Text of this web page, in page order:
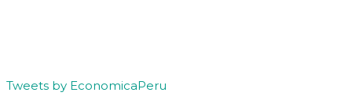
Tweets by EconomicaPeru